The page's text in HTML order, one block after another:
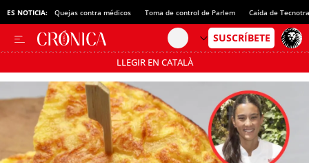
ES NOTICIA: Quejas contra médicos Toma de control de Parlem Caída de
LLEGIR EN CATALÀ
Pásate al MODO AHORRO